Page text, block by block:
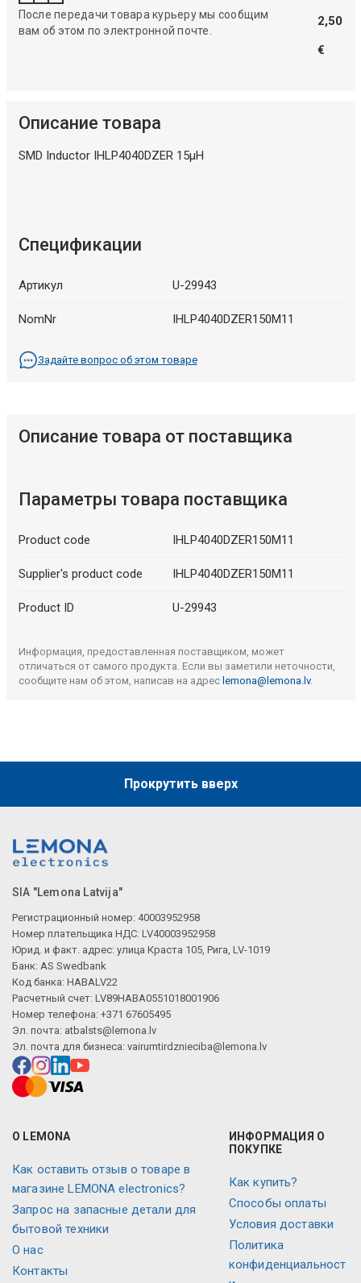
После передачи товара курьеру мы сообщим
вам об этом по электронной почте.
2,50
€
Описание товара
SMD Inductor IHLP4040DZER 15µH
Спецификации
Артикул U-29943
NomNr IHLP4040DZER150M11
Задайте вопрос об этом товаре
Описание товара от поставщика
Параметры товара поставщика
Product code IHLP4040DZER150M11
Supplier's product code IHLP4040DZER150M11
Product ID U-29943
Информация, предоставленная поставщиком, может
отличаться от самого продукта. Если вы заметили неточности,
сообщите нам об этом, написав на адрес lemona@lemona.lv.
Прокрутить вверх
SIA "Lemona Latvija"
Регистрационный номер: 40003952958
Номер плательщика НДС: LV40003952958
Юрид. и факт. адрес: улица Краста 105, Рига, LV-1019
Банк: AS Swedbank
Код банка: HABALV22
Расчетный счет: LV89HABA0551018001906
Номер телефона: +371 67605495
Эл. почта: atbalsts@lemona.lv
Эл. почта для бизнеса: vairumtirdznieciba@lemona.lv
О LEMONA
Как оставить отзыв о товаре в
магазине LEMONA electronics?
Запрос на запасные детали для
бытовой техники
О нас
Контакты
ИНФОРМАЦИЯ О
ПОКУПКЕ
Как купить?
Способы оплаты
Условия доставки
Политика
конфиденциальност